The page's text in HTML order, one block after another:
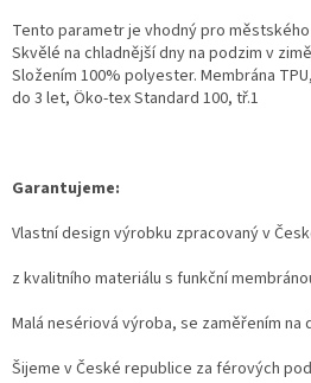
Tento parametr je vhodný pro
Skvělé na chladnější dny na podzim v
Složením 100% polyester. Membrána
do 3 let, Öko-tex Standard 100, tř.1
Garantujeme:
Vlastní design výrobku zpracovaný v
z kvalitního materiálu s funkční
Malá nesériová výroba, se zaměřením na
Šijeme v České republice za férových